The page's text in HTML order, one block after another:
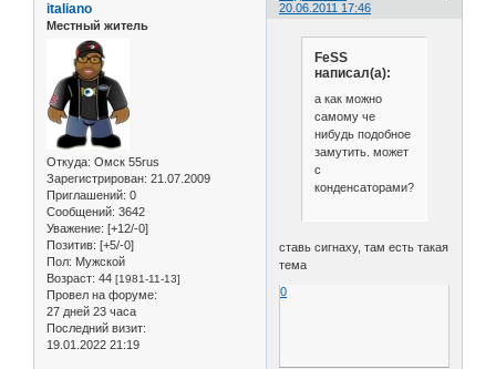
20.06.2011 17:46
italiano
Местный житель
Откуда: Омск 55rus
Зарегистрирован: 21.07.2009
Приглашений: 0
Сообщений: 3642
Уважение: [+12/-0]
Позитив: [+5/-0]
Пол: Мужской
Возраст: 44 [1981-11-13]
Провел на форуме:
27 дней 23 часа
Последний визит:
19.01.2022 21:19
FeSS
написал(а):
а как можно
самому че
нибудь подобное
замутить. может
с
конденсаторами?
ставь сигнаху, там есть такая
тема
0